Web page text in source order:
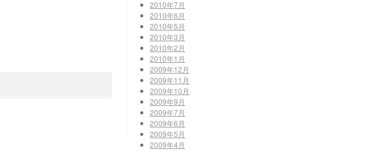
2010年7月
2010年6月
2010年5月
2010年3月
2010年2月
2010年1月
2009年12月
2009年11月
2009年10月
2009年9月
2009年7月
2009年6月
2009年5月
2009年4月